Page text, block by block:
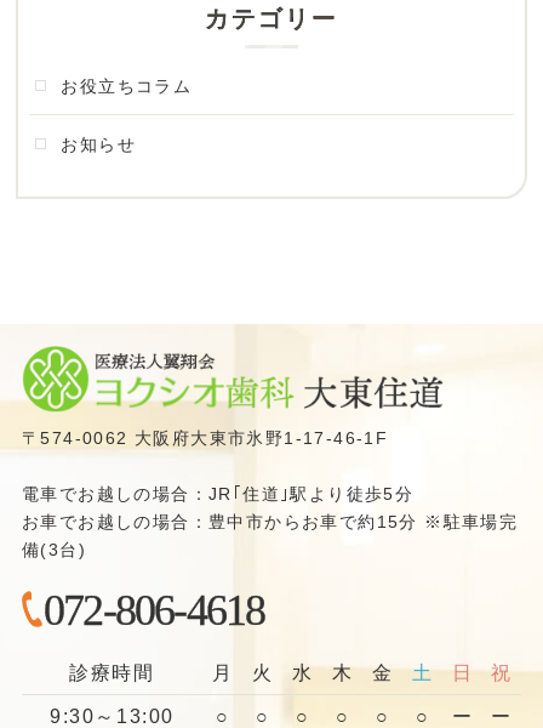
カテゴリー
お役立ちコラム
お知らせ
〒574-0062 大阪府大東市氷野1-17-46-1F
電車でお越しの場合：JR｢住道｣駅より徒歩5分
お車でお越しの場合：豊中市からお車で約15分 ※駐車場完
備(3台)
072-806-4618
診療時間 月 火 水 木 金 土 日 祝
9:30～13:00 ○ ○ ○ ○ ○ ○ ー ー